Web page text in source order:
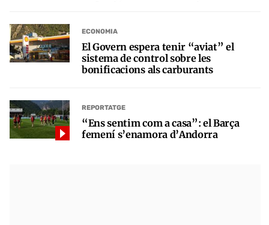
ECONOMIA
El Govern espera tenir “aviat” el
sistema de control sobre les
bonificacions als carburants
REPORTATGE
“Ens sentim com a casa”: el Barça
femení s’enamora d’Andorra